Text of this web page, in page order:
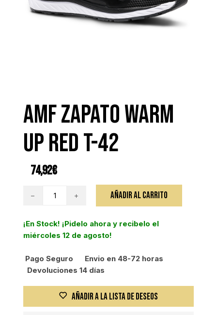
AMF ZAPATO WARM
UP RED T-42
74,92€
AMF
UP
RED
42
cantidad
AÑADIR AL CARRITO
¡En Stock! ¡Pidelo ahora y recibelo el
miércoles 12 de agosto!
Pago Seguro
Envio en 48-72 horas
Devoluciones 14 días
AÑADIR A LA LISTA DE DESEOS